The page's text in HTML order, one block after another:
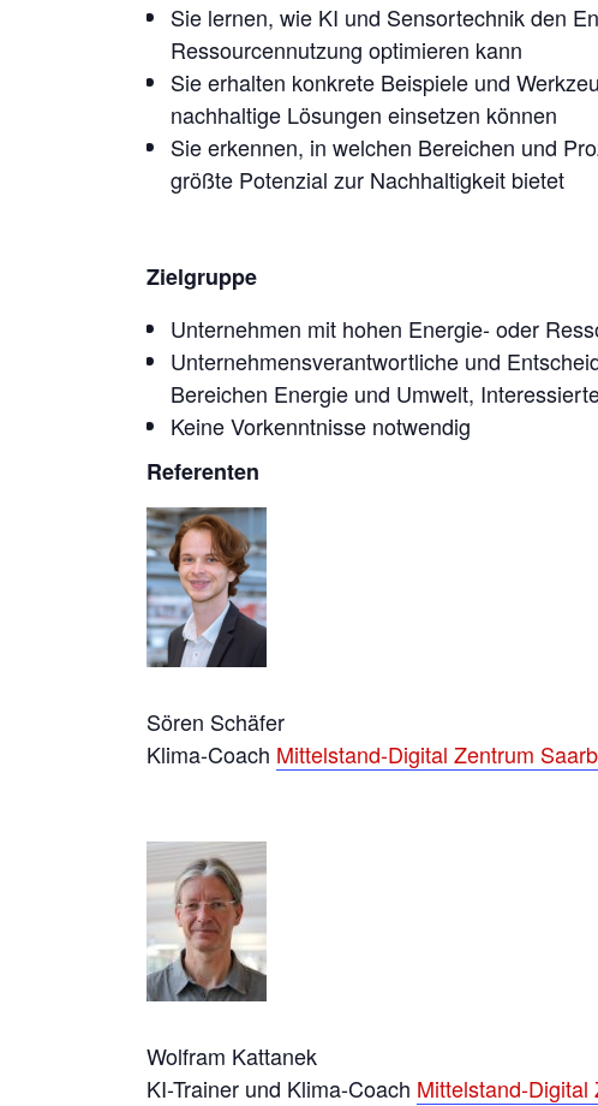
Sie lernen, wie KI und Sensortechnik den
Ressourcennutzung optimieren kann
Sie erhalten konkrete Beispiele und
nachhaltige Lösungen einsetzen können
Sie erkennen, in welchen Bereichen und
größte Potenzial zur Nachhaltigkeit bietet
Zielgruppe
Unternehmen mit hohen Energie- oder
Unternehmensverantwortliche und
Bereichen Energie und Umwelt,
Keine Vorkenntnisse notwendig
Referenten
Sören Schäfer
Klima-Coach Mittelstand-Digital Zentrum
Wolfram Kattanek
KI-Trainer und Klima-Coach Mittelstand-Digital